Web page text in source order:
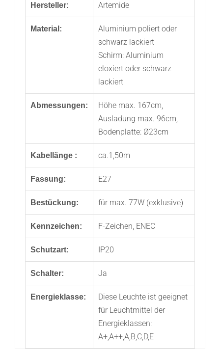
Hersteller: Artemide
Material:
Aluminium poliert oder
schwarz lackiert
Schirm: Aluminium
eloxiert oder schwarz
lackiert
Abmessungen:
Höhe max. 167cm,
Ausladung max. 96cm,
Bodenplatte: Ø23cm
Kabellänge : ca.1,50m
Fassung: E27
Bestückung: für max. 77W (exklusive)
Kennzeichen: F-Zeichen, ENEC
Schutzart: IP20
Schalter: Ja
Energieklasse:
Diese Leuchte ist geeignet
für Leuchtmittel der
Energieklassen:
A+,A++,A,B,C,D,E